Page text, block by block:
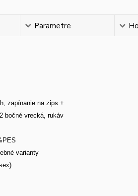
Parametre
zapínanie na zips +
bočné vrecká, rukáv
varianty